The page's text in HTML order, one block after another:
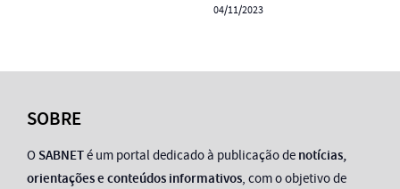
04/11/2023
SOBRE
O SABNETé um portal dedicado à publicação de notícias,
orientações e conteúdos informativos, com o objetivo de